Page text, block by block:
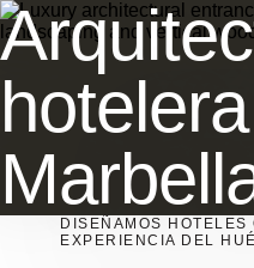
DISEÑAMOS HOTELES
EXPERIENCIA DEL